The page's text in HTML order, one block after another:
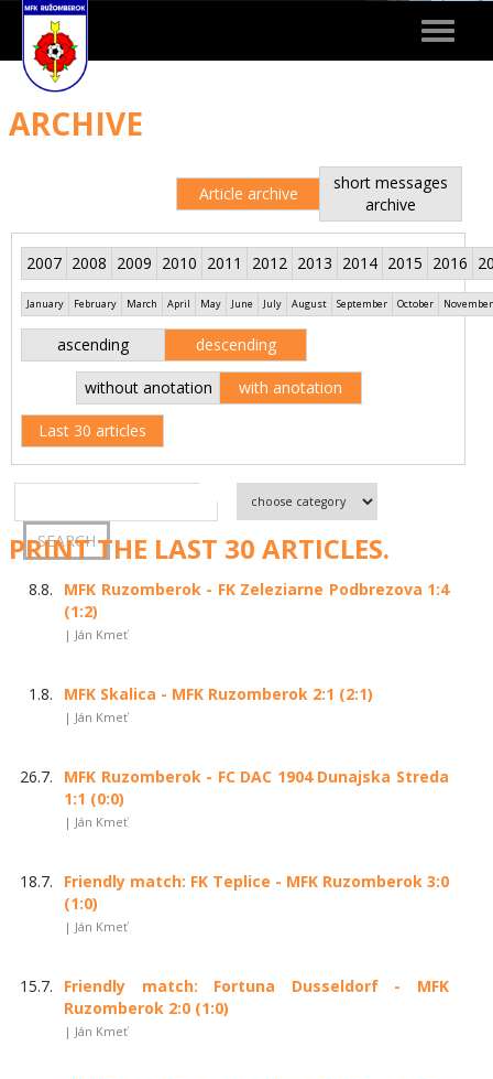
Toggle
ARCHIVE
Article archive
short messages
archive
2007 2008 2009 2010 2011 2012 2013 2014 2015 2016
January February March April May June July August September October November
ascending descending
without anotation with anotation
Last 30 articles
PRINT THE LAST 30 ARTICLES.
8.8.
MFK Ruzomberok - FK Zeleziarne Podbrezova 1:4
(1:2)
| Ján Kmeť
1.8. MFK Skalica - MFK Ruzomberok 2:1 (2:1)
| Ján Kmeť
26.7.
MFK Ruzomberok - FC DAC 1904 Dunajska Streda
1:1 (0:0)
| Ján Kmeť
18.7.
Friendly match: FK Teplice - MFK Ruzomberok 3:0
(1:0)
| Ján Kmeť
15.7.
Friendly match: Fortuna Dusseldorf - MFK
Ruzomberok 2:0 (1:0)
| Ján Kmeť